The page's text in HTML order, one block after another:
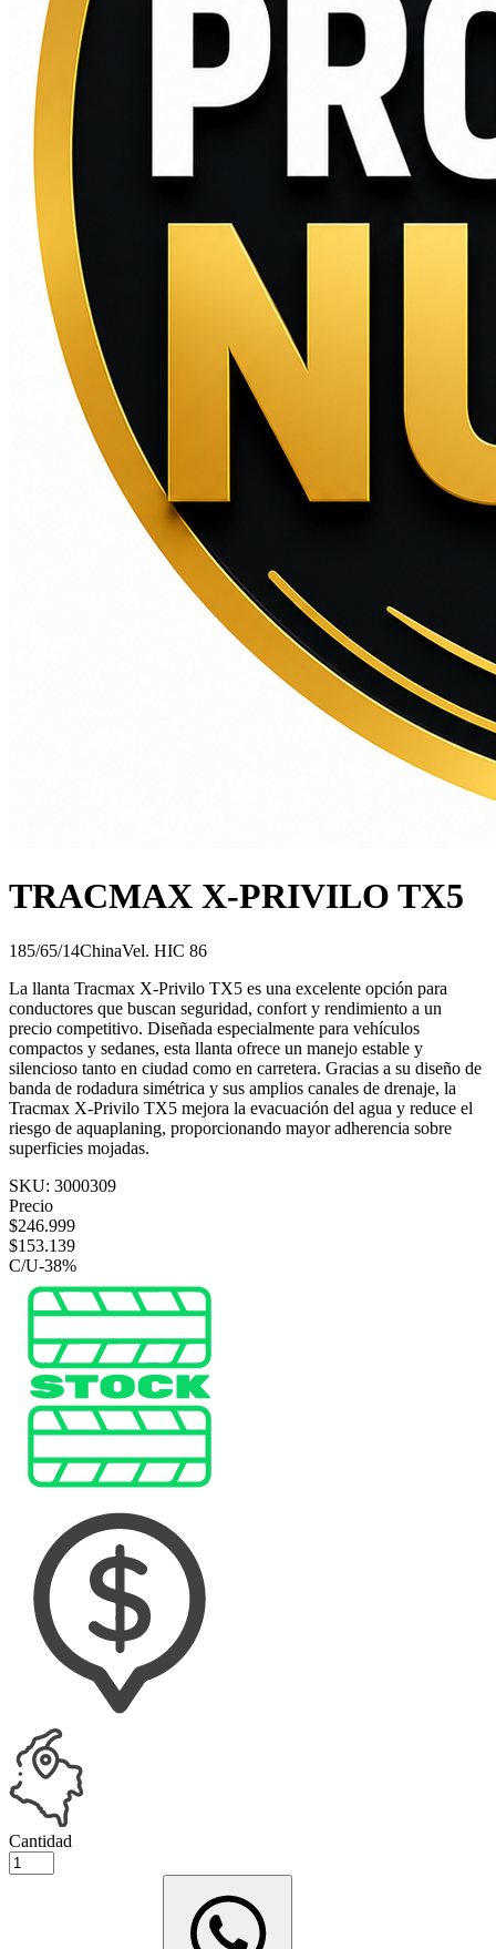
TRACMAX X-PRIVILO TX5
185/65/14ChinaVel. HIC 86
La llanta Tracmax X-Privilo TX5 es una excelente opción para
conductores que buscan seguridad, confort y rendimiento a un
precio competitivo. Diseñada especialmente para vehículos
compactos y sedanes, esta llanta ofrece un manejo estable y
silencioso tanto en ciudad como en carretera. Gracias a su diseño de
banda de rodadura simétrica y sus amplios canales de drenaje, la
Tracmax X-Privilo TX5 mejora la evacuación del agua y reduce el
riesgo de aquaplaning, proporcionando mayor adherencia sobre
superficies mojadas.
SKU: 3000309
Precio
$246.999
$153.139
C/U-38%
Cantidad